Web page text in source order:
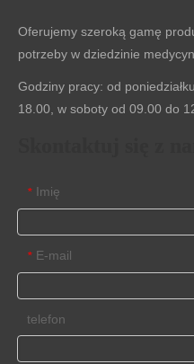
Oferujemy szeroką gamę
potrzeby w dziedzinie
Godziny pracy: od
18.00, w soboty od 09.00 do
* Imię
* E-mail
telefon